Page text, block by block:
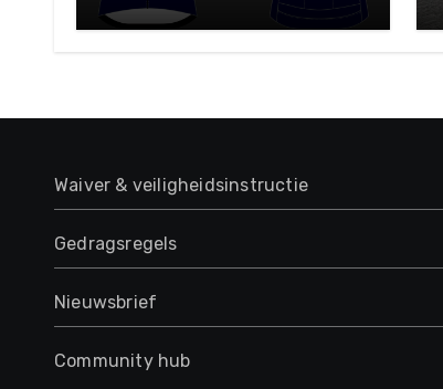
Waiver & veiligheidsinstructie
Gedragsregels
Nieuwsbrief
Community hub